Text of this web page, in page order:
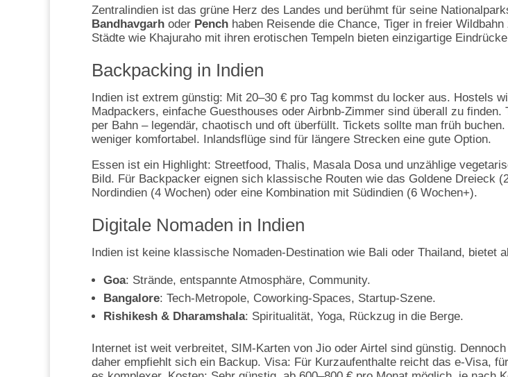
Zentralindien ist das grüne Herz des Landes und berühmt für seine
Bandhavgarh oder Pench haben Reisende die Chance, Tiger in freier
Städte wie Khajuraho mit ihren erotischen Tempeln bieten einzigartige
Backpacking in Indien
Indien ist extrem günstig: Mit 20–30 € pro Tag kommst du locker aus. Hostels
Madpackers, einfache Guesthouses oder Airbnb-Zimmer sind überall zu finden.
per Bahn – legendär, chaotisch und oft überfüllt. Tickets sollte man früh
weniger komfortabel. Inlandsflüge sind für längere Strecken eine gute Option.
Essen ist ein Highlight: Streetfood, Thalis, Masala Dosa und unzählige
Bild. Für Backpacker eignen sich klassische Routen wie das Goldene Dreieck
Nordindien (4 Wochen) oder eine Kombination mit Südindien (6 Wochen+).
Digitale Nomaden in Indien
Indien ist keine klassische Nomaden-Destination wie Bali oder Thailand, bietet
Goa: Strände, entspannte Atmosphäre, Community.
Bangalore: Tech-Metropole, Coworking-Spaces, Startup-Szene.
Rishikesh & Dharamshala: Spiritualität, Yoga, Rückzug in die Berge.
Internet ist weit verbreitet, SIM-Karten von Jio oder Airtel sind günstig.
daher empfiehlt sich ein Backup. Visa: Für Kurzaufenthalte reicht das e-Visa,